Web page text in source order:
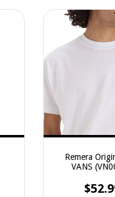
Remera
VANS